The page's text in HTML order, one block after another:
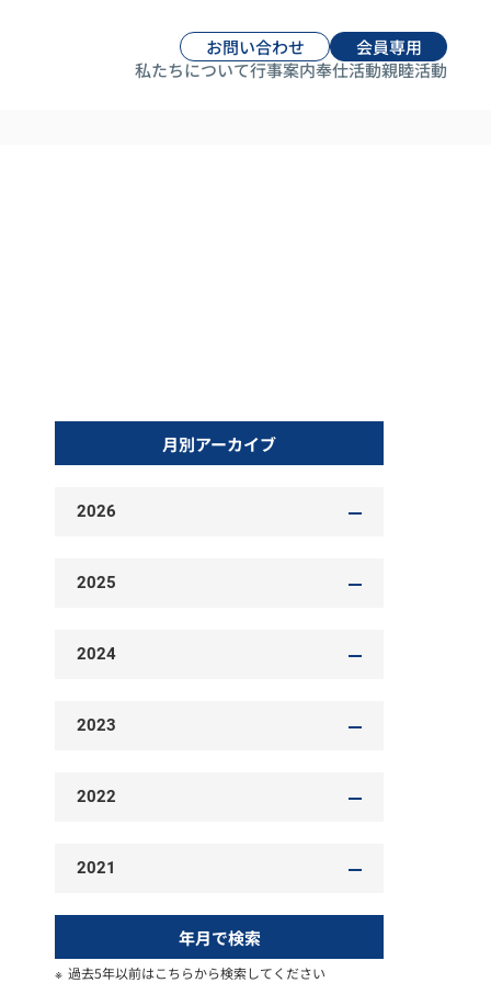
お問い合わせ
会員専用
私たちについて行事案内奉仕活動親睦活動
月別アーカイブ
2026
2025
2024
2023
2022
2021
年月で検索
過去5年以前はこちらから検索してください